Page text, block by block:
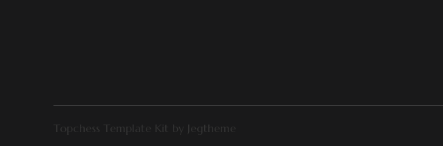
Topchess Template Kit by Jegtheme